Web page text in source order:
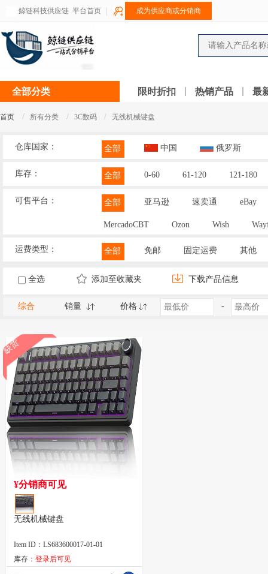
鲸链科技供应链 平台首页 成为供应商或分销商
全部分类 限时折扣 热销产品 最
首页 / 所有分类 / 3C数码 / 无线机械键盘
仓库国家： 全部 中国 俄罗斯
库存： 全部 0-60 61-120 121-180
可售平台： 全部 亚马逊 速卖通 eBay
MercadoCBT Ozon Wish
运费类型： 全部 免邮 固定运费 其他
全选 添加至收藏夹 下载产品信息
综合 销量 价格 -
缺货
¥分销商可见
无线机械键盘
Item ID：LS683600017-01-01
库存： 登录后可见